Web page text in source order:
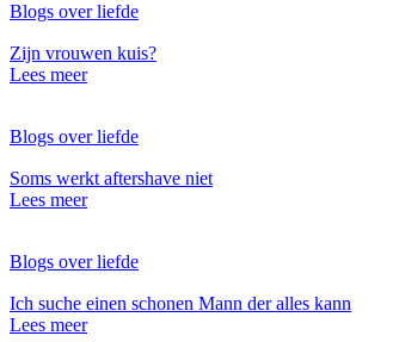
Blogs over liefde
Zijn vrouwen kuis?
Lees meer
Blogs over liefde
Soms werkt aftershave niet
Lees meer
Blogs over liefde
Ich suche einen schonen Mann der alles kann
Lees meer